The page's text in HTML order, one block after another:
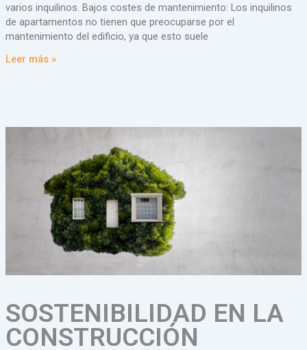
varios inquilinos. Bajos costes de mantenimiento: Los inquilinos
de apartamentos no tienen que preocuparse por el
mantenimiento del edificio, ya que esto suele
Leer más »
SOSTENIBILIDAD EN LA
CONSTRUCCIÓN